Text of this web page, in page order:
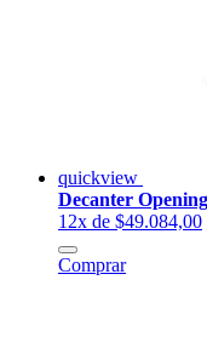
quickview
Decanter
12x de $49.084,00
Comprar